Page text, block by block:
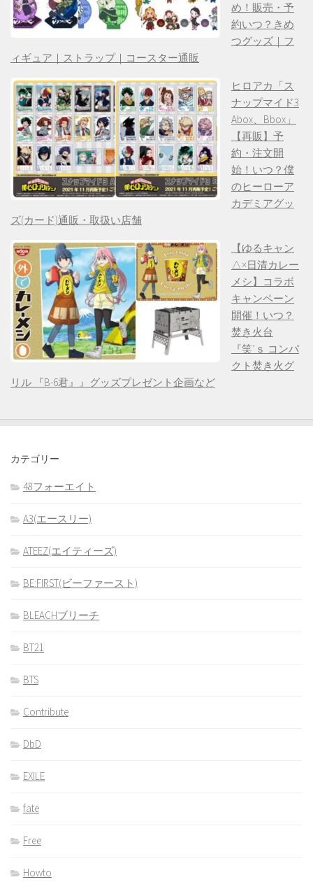
め！販売・予
約いつ？きめ
つグッズ｜フ
ィギュア｜ストラップ｜コースター通販
ヒロアカ「ス
ナップマイド3
Abox、Bbox」
【再販】予
約・注文開
始！いつ？僕
のヒーローア
カデミアグッ
ズ(カード)通販・取扱い店舗
【ゆるキャン
△×日清カレー
メシ】コラボ
キャンペーン
開催！いつ？
焚き火台
『笑’ｓ コンパ
クト焚き火グ
リル 『B-6君』』グッズプレゼント企画など
カテゴリー
48フォーエイト
A3(エースリー)
ATEEZ(エイティーズ)
BE:FIRST(ビーファースト)
BLEACHブリーチ
BT21
BTS
Contribute
DbD
EXILE
fate
Free
Howto